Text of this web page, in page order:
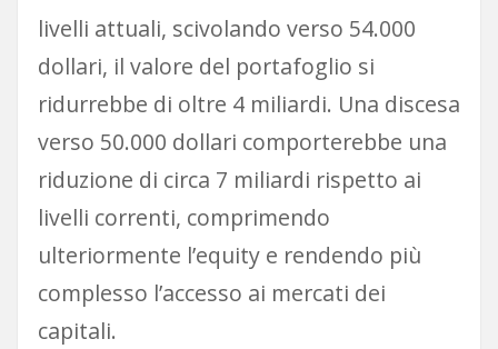
livelli attuali, scivolando verso 54.000
dollari, il valore del portafoglio si
ridurrebbe di oltre 4 miliardi. Una discesa
verso 50.000 dollari comporterebbe una
riduzione di circa 7 miliardi rispetto ai
livelli correnti, comprimendo
ulteriormente l’equity e rendendo più
complesso l’accesso ai mercati dei
capitali.